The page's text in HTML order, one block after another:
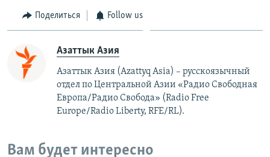
Поделиться Follow us
Азаттык Азия
Азаттык Азия (Azattyq Asia) – русскоязычный
отдел по Центральной Азии «Радио Свободная
Европа/Радио Свобода» (Radio Free
Europe/Radio Liberty, RFE/RL).
Вам будет интересно